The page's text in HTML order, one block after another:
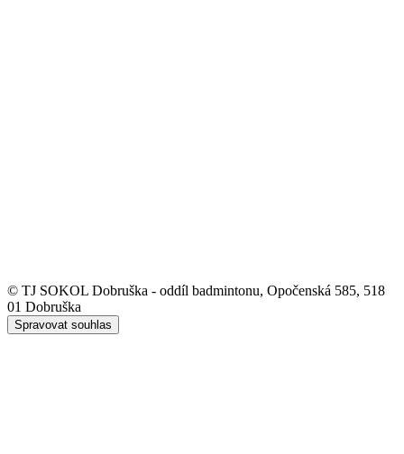
© TJ SOKOL Dobruška - oddíl badmintonu, Opočenská 585, 518
01 Dobruška
Spravovat souhlas